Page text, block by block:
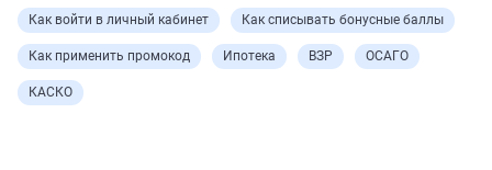
Как войти в личный кабинет Как списывать бонусные баллы
Как применить промокод Ипотека ВЗР ОСАГО
КАСКО